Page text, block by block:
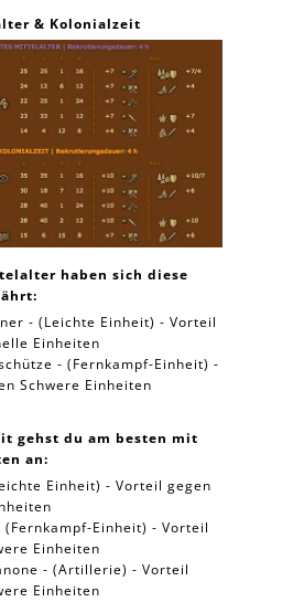
& Kolonialzeit
haben sich diese
- (Leichte Einheit) - Vorteil
Einheiten
- (Fernkampf-Einheit) -
Schwere Einheiten
gehst du am besten mit
an:
Einheit) - Vorteil gegen
(Fernkampf-Einheit) - Vorteil
Einheiten
- (Artillerie) - Vorteil
Einheiten